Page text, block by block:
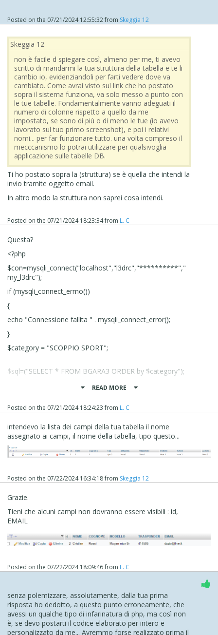
Posted on the 07/21/2024 12:55:32from Skeggia 12
Skeggia 12
non è facile d spiegare così, almeno per me, ti avevo
scritto di mandarmi la tua struttura della tabella e te li
cambio io, evidenziandoli per farti vedere dove va
cambiato. Come avrai visto sul link che ho postato
sopra il sistema funziona, va solo messo a punto con
le tue tabelle. Fondamentalmente vanno adeguati il
numero di colonne rispetto a quello da me
impostato, se sono di più o di meno le tue (io avevo
lavorato sul tuo primo screenshot), e poi i relativi
nomi... per far funzionare tutto. una volta compreso il
mecccanismo lo potrai utilizzare per qualsivoglia
applicazione sulle tabelle DB.
Ti ho postato sopra la (struttura) se è quella che intendi la
invio tramite oggetto email.
In altro modo la struttura non saprei cosa intendi.
Posted on the 07/21/2024 18:23:34from L. C
Questa?
<?php
$con=mysqli_connect("localhost","l3drc","**********","
my_l3drc");
if (mysqli_connect_errno())
{
echo "Connessione fallita " . mysqli_connect_error();
}
$category = "SCOPPIO SPORT";
$sql=("SELECT * FROM BGARA3 ORDER by $category");
{
$rowcount=mysqli_num_rows($result);
echo '<div id="box">' . $category . '</div>';
echo '<div id="box1">' . $rowcount . '</div>';
mysqli_free_result($result);
}
?>
READ MORE
Posted on the 07/21/2024 18:24:23from L. C
intendevo la lista dei campi della tua tabella il nome
assegnato ai campi, il nome della tabella, tipo questo...
Posted on the 07/22/2024 16:34:18from Skeggia 12
Grazie.
Tieni che alcuni campi non dovranno essere visibili : id,
EMAIL
Posted on the 07/22/2024 18:09:46from L. C
senza polemizzare, assolutamente, dalla tua prima
risposta ho dedotto, a questo punto erroneamente, che
avessi un qualche tipo di infarinatura di php, ma così non
è, se devo postarti il codice elaborato per intero e
personalizzato da me... Avremmo forse realizzato prima il